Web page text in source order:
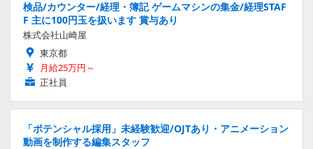
検品/カウンター/経理・簿記 ゲームマシンの集金/経理STAF
F 主に100円玉を扱います 賞与あり
株式会社山崎屋
東京都
月給25万円～
正社員
「ポテンシャル採用」未経験歓迎/OJTあり・アニメーション
動画を制作する編集スタッフ